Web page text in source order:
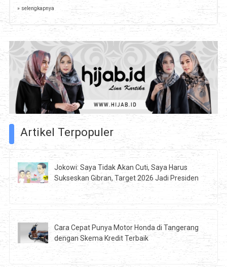
» selengkapnya
Artikel Terpopuler
Jokowi: Saya Tidak Akan Cuti, Saya Harus
Sukseskan Gibran, Target 2026 Jadi Presiden
Cara Cepat Punya Motor Honda di Tangerang
dengan Skema Kredit Terbaik